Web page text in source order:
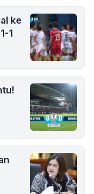
ke
1